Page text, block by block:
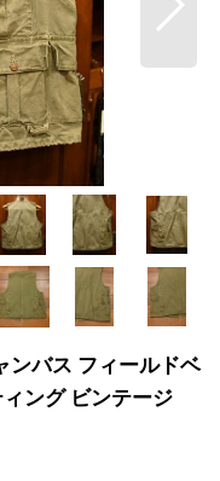
バス フィールドベ
ング ビンテージ